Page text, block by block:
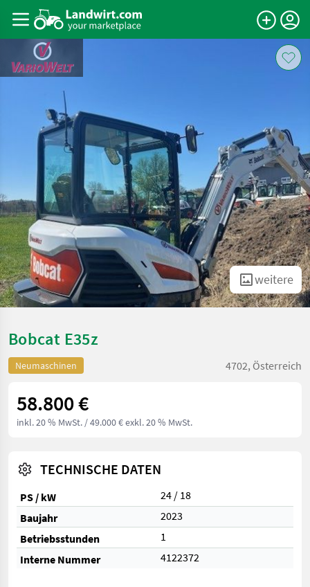
weitere
Bobcat E35z
Neumaschinen 4702, Österreich
58.800 €
inkl. 20 % MwSt. / 49.000 € exkl. 20 % MwSt.
TECHNISCHE DATEN
PS / kW
24 / 18
Baujahr
2023
Betriebsstunden
1
Interne Nummer
4122372